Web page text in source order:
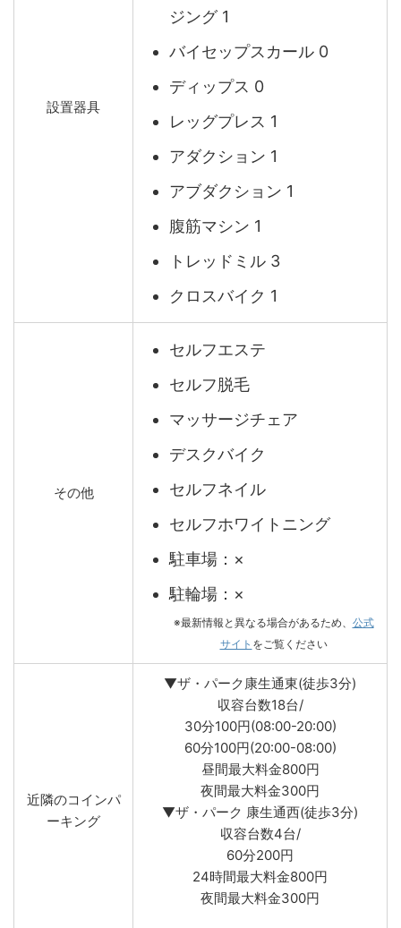
設置器具
ジング 1
バイセップスカール 0
ディップス 0
レッグプレス 1
アダクション 1
アブダクション 1
腹筋マシン 1
トレッドミル 3
クロスバイク 1
その他
セルフエステ
セルフ脱毛
マッサージチェア
デスクバイク
セルフネイル
セルフホワイトニング
駐車場：×
駐輪場：×
※最新情報と異なる場合があるため、 公式
サイト をご覧ください
近隣のコインパ
ーキング
▼ザ・パーク康生通東(徒歩3分)
収容台数18台/
30分100円(08:00-20:00)
60分100円(20:00-08:00)
昼間最大料金800円
夜間最大料金300円
▼ザ・パーク 康生通西(徒歩3分)
収容台数4台/
60分200円
24時間最大料金800円
夜間最大料金300円